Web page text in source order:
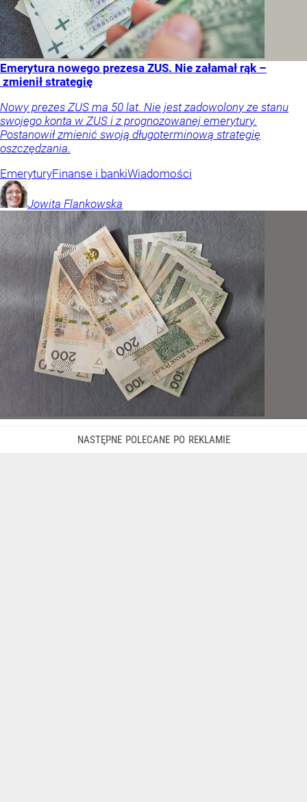
Emerytura nowego prezesa ZUS. Nie załamał rąk –
zmienił strategię
Nowy prezes ZUS ma 50 lat. Nie jest zadowolony ze stanu
swojego konta w ZUS i z prognozowanej emerytury.
Postanowił zmienić swoją długoterminową strategię
oszczędzania.
EmeryturyFinanse i bankiWiadomości
Jowita Flankowska